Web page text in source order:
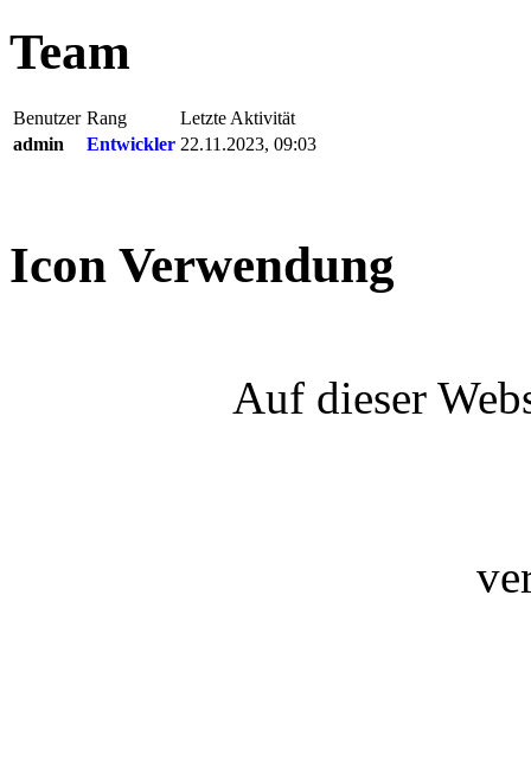
Team
Benutzer Rang
Letzte Aktivität
admin
Entwickler 22.11.2023, 09:03
Icon Verwendung
Auf dieser